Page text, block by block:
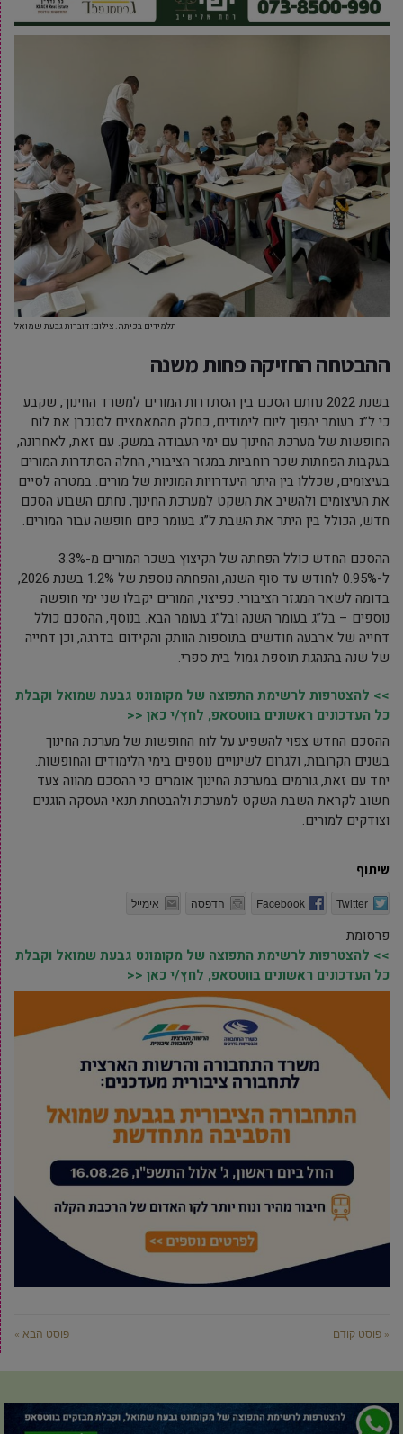
תלמידים בכיתה. צילום: דוברות גבעת שמואל
ההבטחה החזיקה פחות משנה
בשנת 2022 נחתם הסכם בין הסתדרות המורים למשרד החינוך, שקבע
כי ל”ג בעומר יהפוך ליום לימודים, כחלק מהמאמצים לסנכרן את לוח
החופשות של מערכת החינוך עם ימי העבודה במשק. עם זאת, לאחרונה,
בעקבות הפחתות שכר רוחביות במגזר הציבורי, החלה הסתדרות המורים
בעיצומים, שכללו בין היתר היעדרויות המוניות של מורים. במטרה לסיים
את העיצומים ולהשיב את השקט למערכת החינוך, נחתם השבוע הסכם
חדש, הכולל בין היתר את השבת ל”ג בעומר כיום חופשה עבור המורים.
ההסכם החדש כולל הפחתה של הקיצוץ בשכר המורים מ-3.3%
ל-0.95% לחודש עד סוף השנה, והפחתה נוספת של 1.2% בשנת 2026,
בדומה לשאר המגזר הציבורי. כפיצוי, המורים יקבלו שני ימי חופשה
נוספים – בל”ג בעומר השנה ובל”ג בעומר הבא. בנוסף, ההסכם כולל
דחייה של ארבעה חודשים בתוספות הוותק והקידום בדרגה, וכן דחייה
של שנה בהנהגת תוספת גמול בית ספרי.
>> להצטרפות לרשימת התפוצה של מקומונט גבעת שמואל וקבלת
כל העדכונים ראשונים בווטסאפ, לחץ/י כאן <<
ההסכם החדש צפוי להשפיע על לוח החופשות של מערכת החינוך
בשנים הקרובות, ולגרום לשינויים נוספים בימי הלימודים והחופשות.
יחד עם זאת, גורמים במערכת החינוך אומרים כי ההסכם מהווה צעד
חשוב לקראת השבת השקט למערכת ולהבטחת תנאי העסקה הוגנים
וצודקים למורים.
שיתוף
Twitter
Facebook הדפסה אימייל
פרסומת
>> להצטרפות לרשימת התפוצה של מקומונט גבעת שמואל וקבלת
כל העדכונים ראשונים בווטסאפ, לחץ/י כאן <<
« פוסט קודם פוסט הבא »